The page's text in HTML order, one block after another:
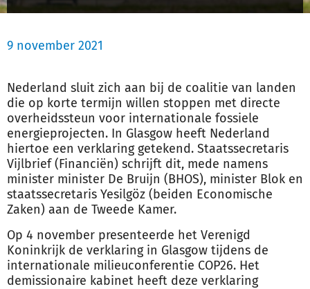
9 november 2021
Nederland sluit zich aan bij de coalitie van landen
die op korte termijn willen stoppen met directe
overheidssteun voor internationale fossiele
energieprojecten. In Glasgow heeft Nederland
hiertoe een verklaring getekend. Staatssecretaris
Vijlbrief (Financiën) schrijft dit, mede namens
minister minister De Bruijn (BHOS), minister Blok en
staatssecretaris Yesilgöz (beiden Economische
Zaken) aan de Tweede Kamer.
Op 4 november presenteerde het Verenigd
Koninkrijk de verklaring in Glasgow tijdens de
internationale milieuconferentie COP26. Het
demissionaire kabinet heeft deze verklaring